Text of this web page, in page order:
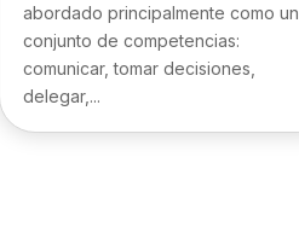
abordado principalmente como un
conjunto de competencias:
comunicar, tomar decisiones,
delegar,...